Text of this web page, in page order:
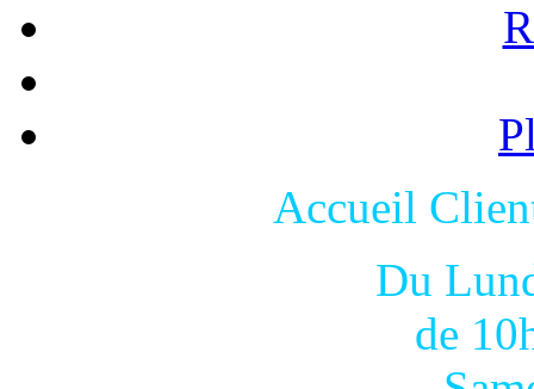
Accueil
Du
de